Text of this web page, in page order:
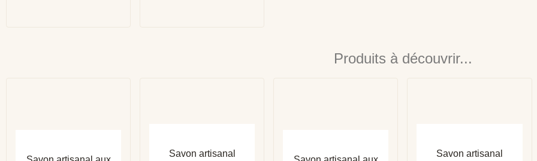
Produits à découvrir...
Savon artisanal
Savon artisanal